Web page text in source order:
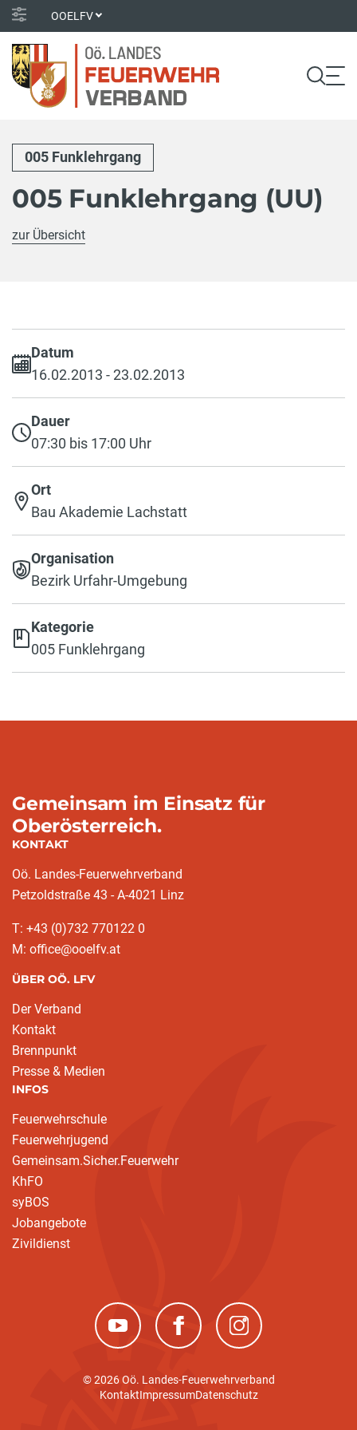
OOELFV
005 Funklehrgang
005 Funklehrgang (UU)
zur Übersicht
Datum
16.02.2013 - 23.02.2013
Dauer
07:30 bis 17:00 Uhr
Ort
Bau Akademie Lachstatt
Organisation
Bezirk Urfahr-Umgebung
Kategorie
005 Funklehrgang
Gemeinsam im Einsatz für
Oberösterreich.
KONTAKT
Oö. Landes-Feuerwehrverband
Petzoldstraße 43 - A-4021 Linz
T: +43 (0)732 770122 0
M: office@ooelfv.at
ÜBER OÖ. LFV
Der Verband
Kontakt
Brennpunkt
Presse & Medien
INFOS
Feuerwehrschule
Feuerwehrjugend
Gemeinsam.Sicher.Feuerwehr
KhFO
syBOS
Jobangebote
Zivildienst
(neues Fenster)(neues Fenster)(neues Fenster)
© 2026 Oö. Landes-Feuerwehrverband
KontaktImpressumDatenschutz